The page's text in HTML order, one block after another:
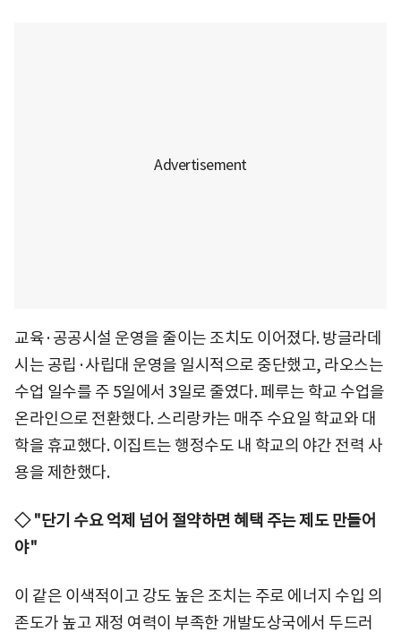
교육·공공시설 운영을 줄이는 조치도 이어졌다. 방글라데
시는 공립·사립대 운영을 일시적으로 중단했고, 라오스는
수업 일수를 주 5일에서 3일로 줄였다. 페루는 학교 수업을
온라인으로 전환했다. 스리랑카는 매주 수요일 학교와 대
학을 휴교했다. 이집트는 행정수도 내 학교의 야간 전력 사
용을 제한했다.
◇ "단기 수요 억제 넘어 절약하면 혜택 주는 제도 만들어
야"
이 같은 이색적이고 강도 높은 조치는 주로 에너지 수입 의
존도가 높고 재정 여력이 부족한 개발도상국에서 두드러